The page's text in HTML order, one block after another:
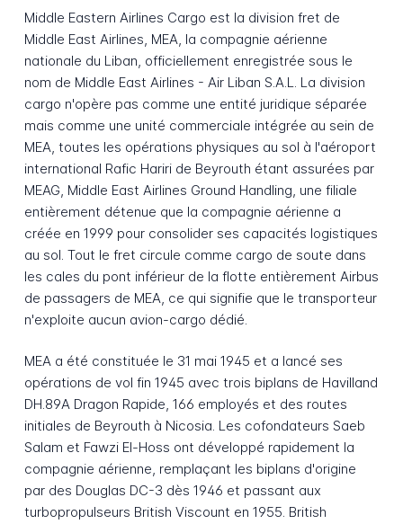
Middle Eastern Airlines Cargo est la division fret de
Middle East Airlines, MEA, la compagnie aérienne
nationale du Liban, officiellement enregistrée sous le
nom de Middle East Airlines - Air Liban S.A.L. La division
cargo n'opère pas comme une entité juridique séparée
mais comme une unité commerciale intégrée au sein de
MEA, toutes les opérations physiques au sol à l'aéroport
international Rafic Hariri de Beyrouth étant assurées par
MEAG, Middle East Airlines Ground Handling, une filiale
entièrement détenue que la compagnie aérienne a
créée en 1999 pour consolider ses capacités logistiques
au sol. Tout le fret circule comme cargo de soute dans
les cales du pont inférieur de la flotte entièrement Airbus
de passagers de MEA, ce qui signifie que le transporteur
n'exploite aucun avion-cargo dédié.
MEA a été constituée le 31 mai 1945 et a lancé ses
opérations de vol fin 1945 avec trois biplans de Havilland
DH.89A Dragon Rapide, 166 employés et des routes
initiales de Beyrouth à Nicosia. Les cofondateurs Saeb
Salam et Fawzi El-Hoss ont développé rapidement la
compagnie aérienne, remplaçant les biplans d'origine
par des Douglas DC-3 dès 1946 et passant aux
turbopropulseurs British Viscount en 1955. British